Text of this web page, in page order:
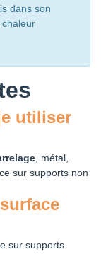
dans son
utiliser
, métal,
sur supports non
sur supports